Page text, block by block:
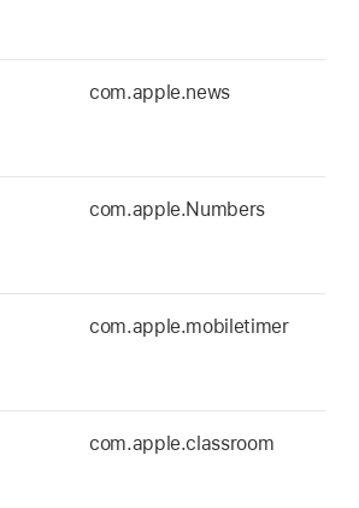
com.apple.news
com.apple.Numbers
com.apple.mobiletimer
com.apple.classroom